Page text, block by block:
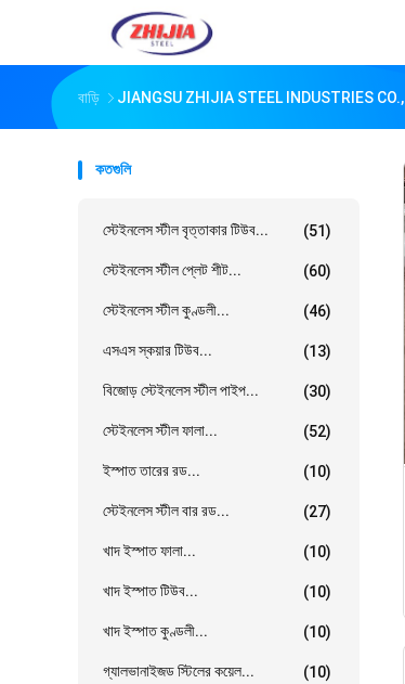
বাড়ি JIANGSU ZHIJIA STEEL INDUSTRIES CO.,
কতগুলি
স্টেইনলেস স্টীল বৃত্তাকার টিউব... (51)
স্টেইনলেস স্টীল প্লেট শীট... (60)
স্টেইনলেস স্টীল কুণ্ডলী... (46)
এসএস স্কয়ার টিউব... (13)
বিজোড় স্টেইনলেস স্টীল পাইপ... (30)
স্টেইনলেস স্টীল ফালা... (52)
ইস্পাত তারের রড... (10)
স্টেইনলেস স্টীল বার রড... (27)
খাদ ইস্পাত ফালা... (10)
খাদ ইস্পাত টিউব... (10)
খাদ ইস্পাত কুণ্ডলী... (10)
গ্যালভানাইজড স্টিলের কয়েল... (10)